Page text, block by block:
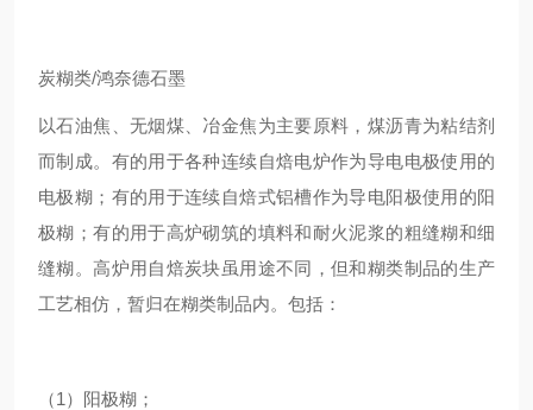
炭糊类/鸿奈德石墨
以石油焦、无烟煤、冶金焦为主要原料，煤沥青为粘结剂
而制成。有的用于各种连续自焙电炉作为导电电极使用的
电极糊；有的用于连续自焙式铝槽作为导电阳极使用的阳
极糊；有的用于高炉砌筑的填料和耐火泥浆的粗缝糊和细
缝糊。高炉用自焙炭块虽用途不同，但和糊类制品的生产
工艺相仿，暂归在糊类制品内。包括：
（1）阳极糊；